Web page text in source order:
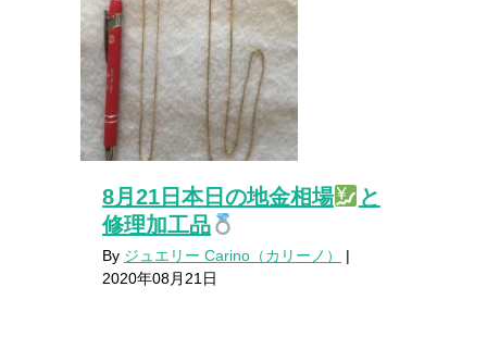
8月21日本日の地金相場
と
修理加工品
By ジュエリー Carino（カリーノ）
|
2020年08月21日